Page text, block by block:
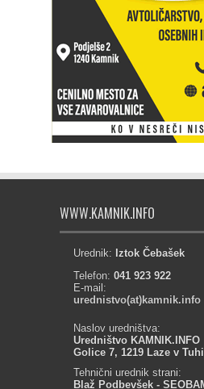
WWW.KAMNIK.INFO
Urednik: Iztok Čebašek
Telefon: 041 923 922
E-mail:
urednistvo(at)kamnik.info
Naslov uredništva:
Uredništvo KAMNIK.INFO
Golice 7, 1219 Laze v
Tehnični urednik strani:
Blaž Podbevšek -